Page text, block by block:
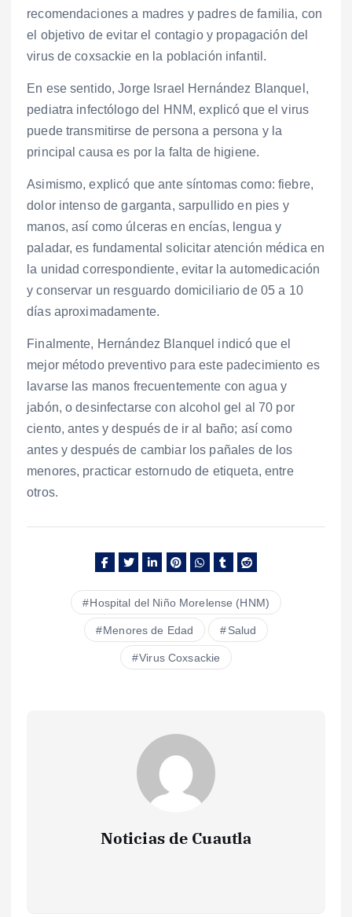
recomendaciones a madres y padres de familia, con
el objetivo de evitar el contagio y propagación del
virus de coxsackie en la población infantil.
En ese sentido, Jorge Israel Hernández Blanquel,
pediatra infectólogo del HNM, explicó que el virus
puede transmitirse de persona a persona y la
principal causa es por la falta de higiene.
Asimismo, explicó que ante síntomas como: fiebre,
dolor intenso de garganta, sarpullido en pies y
manos, así como úlceras en encías, lengua y
paladar, es fundamental solicitar atención médica en
la unidad correspondiente, evitar la automedicación
y conservar un resguardo domiciliario de 05 a 10
días aproximadamente.
Finalmente, Hernández Blanquel indicó que el
mejor método preventivo para este padecimiento es
lavarse las manos frecuentemente con agua y
jabón, o desinfectarse con alcohol gel al 70 por
ciento, antes y después de ir al baño; así como
antes y después de cambiar los pañales de los
menores, practicar estornudo de etiqueta, entre
otros.
Hospital del Niño Morelense (HNM)
Menores de Edad Salud
Virus Coxsackie
Noticias de Cuautla